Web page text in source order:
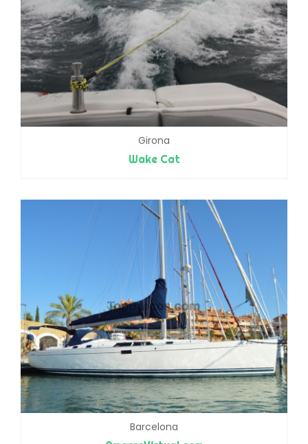
Girona
Wake Cat
Barcelona